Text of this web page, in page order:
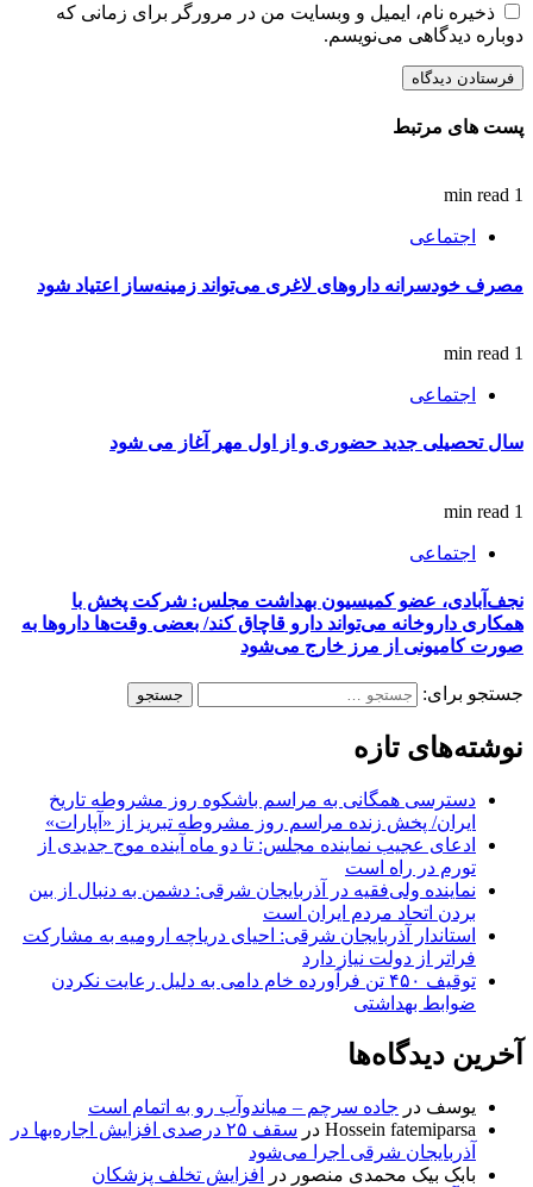
ذخیره نام، ایمیل و وبسایت من در مرورگر برای زمانی که
دوباره دیدگاهی می‌نویسم.
پست های مرتبط
1 min read
اجتماعی
مصرف خودسرانه داروهای لاغری می‌تواند زمینه‌ساز اعتیاد شود
1 min read
اجتماعی
سال تحصیلی جدید حضوری و از اول مهر آغاز می‌ شود
1 min read
اجتماعی
نجف‌آبادی، عضو کمیسیون بهداشت مجلس: شرکت پخش با
همکاری داروخانه می‌تواند دارو قاچاق کند/ بعضی وقت‌ها داروها به
صورت کامیونی از مرز خارج می‌شود
جستجو برای:
نوشته‌های تازه
دسترسی همگانی به مراسم باشکوه روز مشروطه تاریخ
ایران/ پخش زنده مراسم روز مشروطه تبریز از «آپارات»
ادعای عجیب نماینده مجلس: تا دو ماه آینده موج جدیدی از
تورم در راه است
نماینده ولی‌فقیه در آذربایجان شرقی: دشمن به دنبال از بین
بردن اتحاد مردم ایران است
استاندار آذربایجان شرقی: احیای دریاچه ارومیه به مشارکت
فراتر از دولت نیاز دارد
توقیف ۴۵۰ تن فرآورده خام دامی به دلیل رعایت نکردن
ضوابط بهداشتی
آخرین دیدگاه‌ها
یوسف در جاده سرچم – میاندوآب رو به اتمام است
Hossein fatemiparsa در
سقف ۲۵ درصدی افزایش اجاره‌بها در
آذربایجان شرقی اجرا می‌شود
بابک بیک محمدی منصور در
افزایش تخلف پزشکان